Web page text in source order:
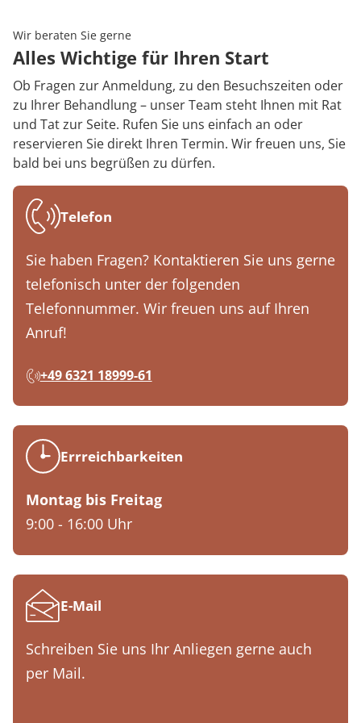
Wir beraten Sie gerne
Alles Wichtige für Ihren Start
Ob Fragen zur Anmeldung, zu den Besuchszeiten oder
zu Ihrer Behandlung – unser Team steht Ihnen mit Rat
und Tat zur Seite. Rufen Sie uns einfach an oder
reservieren Sie direkt Ihren Termin. Wir freuen uns, Sie
bald bei uns begrüßen zu dürfen.
Telefon
Sie haben Fragen? Kontaktieren Sie uns gerne
telefonisch unter der folgenden
Telefonnummer. Wir freuen uns auf Ihren
Anruf!
+49 6321 18999-61
Errreichbarkeiten
Montag bis Freitag
9:00 - 16:00 Uhr
E-Mail
Schreiben Sie uns Ihr Anliegen gerne auch
per Mail.